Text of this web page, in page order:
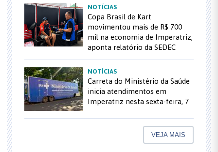
NOTÍCIAS
Copa Brasil de Kart
movimentou mais de R$ 700
mil na economia de Imperatriz,
aponta relatório da SEDEC
NOTÍCIAS
Carreta do Ministério da Saúde
inicia atendimentos em
Imperatriz nesta sexta-feira, 7
VEJA MAIS